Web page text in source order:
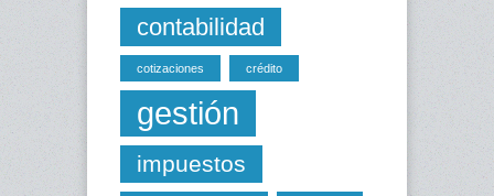
contabilidad
cotizaciones crédito
gestión
impuestos